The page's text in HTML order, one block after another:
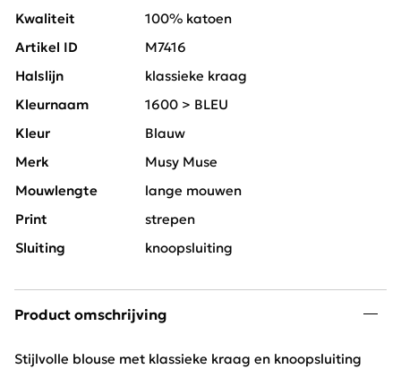
Kwaliteit
100% katoen
Artikel ID
M7416
Halslijn
klassieke kraag
Kleurnaam
1600 > BLEU
Kleur
Blauw
Merk
Musy Muse
Mouwlengte
lange mouwen
Print
strepen
Sluiting
knoopsluiting
Product omschrijving
Stijlvolle blouse met klassieke kraag en knoopsluiting